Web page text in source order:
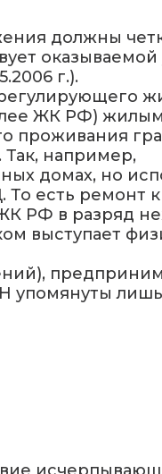
должны
оказываемой
г.).
регулирующего
ЖК РФ)
проживания
например,
домах, но
есть ремонт
РФ в разряд
выступает
упомянуты